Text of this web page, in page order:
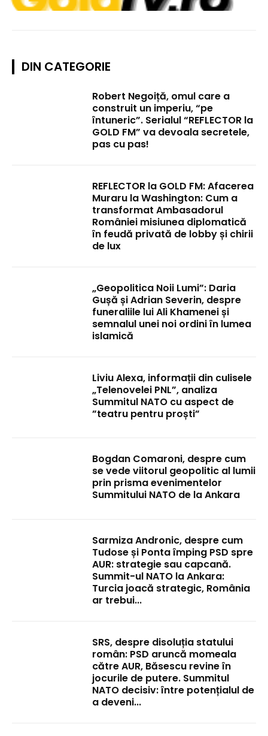
DIN CATEGORIE
Robert Negoiță, omul care a
construit un imperiu, “pe
întuneric”. Serialul “REFLECTOR la
GOLD FM” va devoala secretele,
pas cu pas!
REFLECTOR la GOLD FM: Afacerea
Muraru la Washington: Cum a
transformat Ambasadorul
României misiunea diplomatică
în feudă privată de lobby și chirii
de lux
„Geopolitica Noii Lumi”: Daria
Gușă și Adrian Severin, despre
funeraliile lui Ali Khamenei și
semnalul unei noi ordini în lumea
islamică
Liviu Alexa, informații din culisele
„Telenovelei PNL”, analiza
Summitul NATO cu aspect de
”teatru pentru proști”
Bogdan Comaroni, despre cum
se vede viitorul geopolitic al lumii
prin prisma evenimentelor
Summitului NATO de la Ankara
Sarmiza Andronic, despre cum
Tudose și Ponta împing PSD spre
AUR: strategie sau capcană.
Summit-ul NATO la Ankara:
Turcia joacă strategic, România
ar trebui...
SRS, despre disoluția statului
român: PSD aruncă momeala
către AUR, Băsescu revine în
jocurile de putere. Summitul
NATO decisiv: între potențialul de
a deveni...